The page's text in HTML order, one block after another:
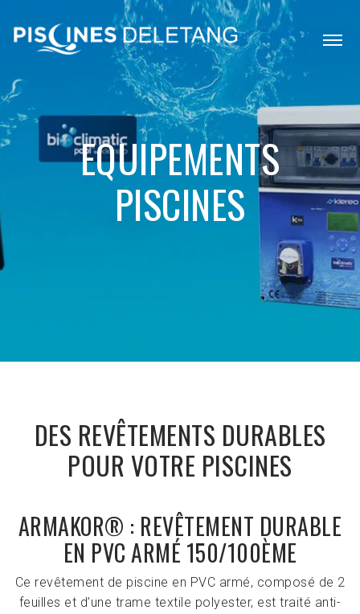
EQUIPEMENTS
PISCINES
DES REVÊTEMENTS DURABLES
POUR VOTRE PISCINES
ARMAKOR® : REVÊTEMENT DURABLE
EN PVC ARMÉ 150/100ÈME
Ce revêtement de piscine en PVC armé, composé de 2
feuilles et d’une trame textile polyester, est traité anti-